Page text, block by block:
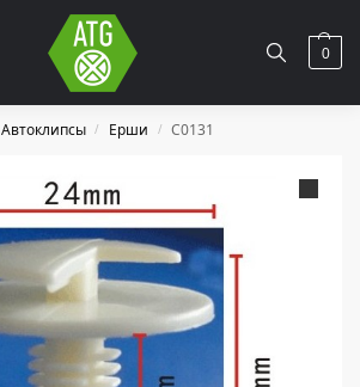
0
Автоклипсы / Ерши / C0131